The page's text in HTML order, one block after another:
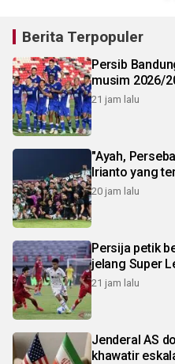
Berita Terpopuler
Persib
musim 2026/
21 jam lalu
"Ayah,
Irianto yang
20 jam lalu
Persija petik
jelang Super
21 jam lalu
Jenderal AS
khawatir